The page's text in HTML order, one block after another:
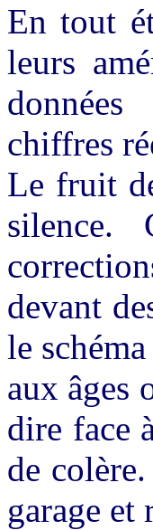
En tout
leurs
chiffres
Le fruit
silence.
devant
le
aux âges
dire face
de
garage et